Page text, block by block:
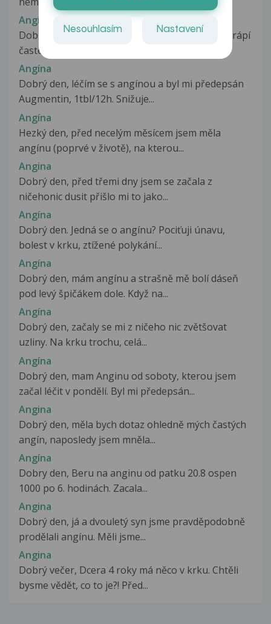
Angína
Dobrý den, mame 2,5letou dceru, kterou stále trápí
časté angíny. Má vždy...
Angína
Dobrý den, léčím se s angínou a byl mi předepsán
Augmentin, 1tbl/12h. Snižuje...
Angína
Hezký den, před necelým měsícem jsem měla
angínu (poprvé v životě), na kterou...
Angina
Dobrý den, před třemi dny jsem se začala z
ničehonic dusit přišlo mi to jako...
Angína
Dobrý den. Jedná se o angínu? Pociťuji únavu,
bolest v krku, ztížené polykání...
Angína
Dobrý den, mám angínu a strašně mě bolí dáseň
pod levý špičákem dole. Když na...
Angína
Dobrý den, začaly se mi z ničeho nic zvětšovat
uzliny. Na krku trochu, celá...
Angína
Dobrý den, mam Anginu od soboty, kterou jsem
začal léčit v pondělí. Byl mi předepsán...
Angina
Dobrý den, měla bych dotaz ohledně mých častých
angín, naposledy jsem mněla...
Angína
Dobry den, Beru na anginu od patku 20.8 ospen
1000 po 6. hodinách. Zacala...
Angina
Dobrý den, já a dvouletý syn jsme pravděpodobně
prodělali angínu. Měli jsme...
Angina
Dobrý večer, Dcera 4 roky má něco v krku. Chtěli
bysme vědět, co to je?! Před...
Nesouhlasím Nastavení